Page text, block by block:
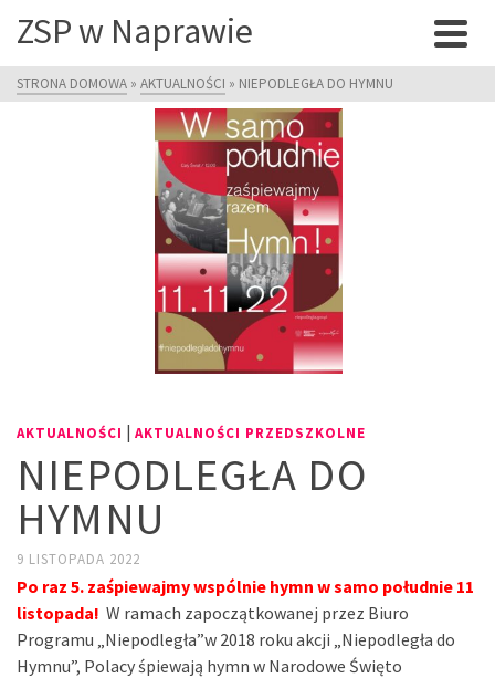
ZSP w Naprawie
STRONA DOMOWA » AKTUALNOŚCI » NIEPODLEGŁA DO HYMNU
AKTUALNOŚCI | AKTUALNOŚCI PRZEDSZKOLNE
NIEPODLEGŁA DO
HYMNU
9 LISTOPADA 2022
Po raz 5. zaśpiewajmy wspólnie hymn w samo południe 11
listopada! W ramach zapoczątkowanej przez Biuro
Programu „Niepodległa”w 2018 roku akcji „Niepodległa do
Hymnu”, Polacy śpiewają hymn w Narodowe Święto